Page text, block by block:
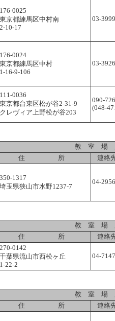
0025
京都練馬区中村南
10-17
03-
0024
京都練馬区中村
16-9-106
03-
0036
京都台東区松が谷2-31-9
レヴィア上野松が谷203
090-
(048-
教 室 場
住 所
連絡
1317
玉県狭山市水野1237-7
04-
教 室 場
住 所
連絡
0142
葉県流山市西松ヶ丘
22-2
04-
教 室 場
住 所
連絡